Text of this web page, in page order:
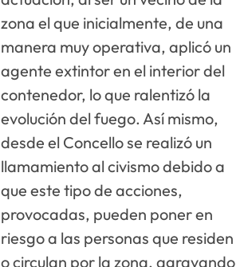
zona el que inicialmente, de una
manera muy operativa, aplicó un
agente extintor en el interior del
contenedor, lo que ralentizó la
evolución del fuego. Así mismo,
desde el Concello se realizó un
llamamiento al civismo debido a
que este tipo de acciones,
provocadas, pueden poner en
riesgo a las personas que residen
o circulan por la zona, agravando